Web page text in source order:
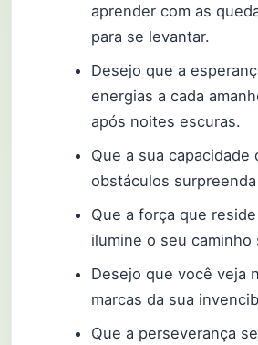
aprender com as
para se levantar.
Desejo que a
energias a cada
após noites escuras.
Que a sua capacidade
obstáculos
Que a força que
ilumine o seu caminho
Desejo que você veja
marcas da sua
Que a perseverança